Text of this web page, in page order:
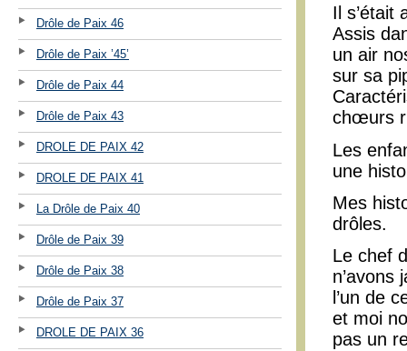
Drôle de Paix 46
Drôle de Paix ’45’
Drôle de Paix 44
Drôle de Paix 43
DROLE DE PAIX 42
DROLE DE PAIX 41
La Drôle de Paix 40
Drôle de Paix 39
Drôle de Paix 38
Drôle de Paix 37
DROLE DE PAIX 36
Il s’était
Assis
un air
sur sa
chœurs
Les
une
Mes
drôles.
Le chef
n’avons
l’un de
et moi
pas un